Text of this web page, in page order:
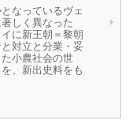
なっているヴェ
しく異なった
に新王朝＝黎朝
対立と分業・妥
小農社会の世
、新出史料をも